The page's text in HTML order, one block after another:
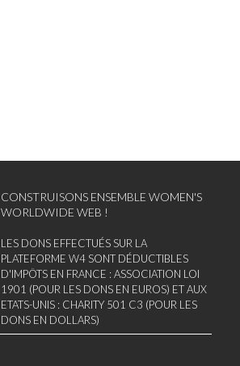
CONSTRUISONS ENSEMBLE WOMEN'S
WORLDWIDE WEB !
LES DONS EFFECTUÉS SUR LA
PLATEFORME W4 SONT DÉDUCTIBLES
D'IMPÔTS EN FRANCE : ASSOCIATION LOI
1901 (POUR LES DONS EN EUROS) ET AUX
ETATS-UNIS : CHARITY 501 C3 (POUR LES
DONS EN DOLLARS)